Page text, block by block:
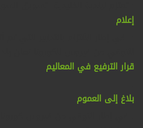
إعلام
قرار الترفيع في المعاليم
بلاغ إلى العموم